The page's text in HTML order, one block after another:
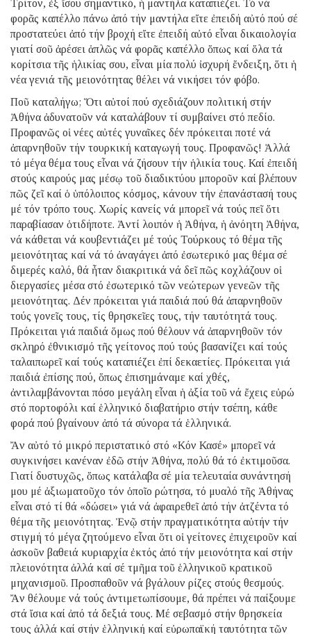
Τρίτον, ἐξ ἴσου σημαντικό, ἡ μαντήλα καταπιέζει. Τό νά
φορᾶς καπέλλο πάνω ἀπό τήν μαντήλα εἴτε ἐπειδή αὐτό πού σέ
προστατεύει ἀπό τήν βροχή εἴτε ἐπειδή αὐτό εἶναι δικαιολογία
γιατί σοῦ ἀρέσει ἁπλῶς νά φορᾶς καπέλλο ὅπως καί ὅλα τά
κορίτσια τῆς ἡλικίας σου, εἶναι μία πολύ ἰσχυρή ἔνδειξη, ὅτι ἡ
νέα γενιά τῆς μειονότητας θέλει νά νικήσει τόν φόβο.
Ποῦ καταλήγω; Ὅτι αὐτοί πού σχεδιάζουν πολιτική στήν
Ἀθήνα ἀδυνατοῦν νά καταλάβουν τί συμβαίνει στό πεδίο.
Προφανῶς οἱ νέες αὐτές γυναῖκες δέν πρόκειται ποτέ νά
ἀπαρνηθοῦν τήν τουρκική καταγωγή τους. Προφανῶς! Ἀλλά
τό μέγα θέμα τους εἶναι νά ζήσουν τήν ἡλικία τους. Καί ἐπειδή
στούς καιρούς μας μέσῳ τοῦ διαδικτύου μποροῦν καί βλέπουν
πῶς ζεῖ καί ὁ ὑπόλοιπος κόσμος, κάνουν τήν ἐπανάστασή τους
μέ τόν τρόπο τους. Χωρίς κανείς νά μπορεῖ νά τούς πεῖ ὅτι
παραβίασαν ὁτιδήποτε. Ἀντί λοιπόν ἡ Ἀθήνα, ἡ ἀνόητη Ἀθήνα,
νά κάθεται νά κουβεντιάζει μέ τούς Τούρκους τό θέμα τῆς
μειονότητας καί νά τό ἀναγάγει ἀπό ἐσωτερικό μας θέμα σέ
διμερές καλό, θά ἦταν διακριτικά νά δεῖ πῶς κοχλάζουν οἱ
διεργασίες μέσα στό ἐσωτερικό τῶν νεώτερων γενεῶν τῆς
μειονότητας. Δέν πρόκειται γιά παιδιά πού θά ἀπαρνηθοῦν
τούς γονεῖς τους, τίς θρησκεῖες τους, τήν ταυτότητά τους.
Πρόκειται γιά παιδιά ὅμως πού θέλουν νά ἀπαρνηθοῦν τόν
σκληρό ἐθνικισμό τῆς γείτονος πού τούς βασανίζει καί τούς
ταλαιπωρεῖ καί τούς καταπιέζει ἐπί δεκαετίες. Πρόκειται γιά
παιδιά ἐπίσης πού, ὅπως ἐπισημάναμε καί χθές,
ἀντιλαμβάνονται πόσο μεγάλη εἶναι ἡ ἀξία τοῦ νά ἔχεις εὐρώ
στό πορτοφόλι καί ἑλληνικό διαβατήριο στήν τσέπη, κάθε
φορά πού βγαίνουν ἀπό τά σύνορα τά ἑλληνικά.
Ἄν αὐτό τό μικρό περιστατικό στό «Κόν Κασέ» μπορεῖ νά
συγκινήσει κανέναν ἐδῶ στήν Ἀθήνα, πολύ θά τό ἐκτιμοῦσα.
Γιατί δυστυχῶς, ὅπως κατάλαβα σέ μία τελευταία συνάντησή
μου μέ ἀξιωματοῦχο τόν ὁποῖο ρώτησα, τό μυαλό τῆς Ἀθήνας
εἶναι στό τί θά «δώσει» γιά νά ἀφαιρεθεῖ ἀπό τήν ἀτζέντα τό
θέμα τῆς μειονότητας. Ἐνῷ στήν πραγματικότητα αὐτήν τήν
στιγμή τό μέγα ζητούμενο εἶναι ὅτι οἱ γείτονες ἐπιχειροῦν καί
ἀσκοῦν βαθειά κυριαρχία ἐκτός ἀπό τήν μειονότητα καί στήν
πλειονότητα ἀλλά καί σέ τμῆμα τοῦ ἑλληνικοῦ κρατικοῦ
μηχανισμοῦ. Προσπαθοῦν νά βγάλουν ρίζες στούς θεσμούς.
Ἄν θέλουμε νά τούς ἀντιμετωπίσουμε, θά πρέπει νά παίξουμε
στά ἴσια καί ἀπό τά δεξιά τους. Μέ σεβασμό στήν θρησκεία
τους ἀλλά καί στήν ἑλληνική καί εὐρωπαϊκή ταυτότητα τῶν